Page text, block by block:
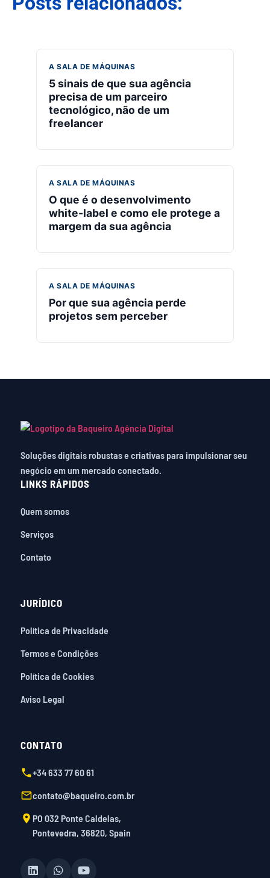
A SALA DE MÁQUINAS
5 sinais de que sua agência
precisa de um parceiro
tecnológico, não de um
freelancer
A SALA DE MÁQUINAS
O que é o desenvolvimento
white-label e como ele protege a
margem da sua agência
A SALA DE MÁQUINAS
Por que sua agência perde
projetos sem perceber
Soluções digitais robustas e criativas para impulsionar seu
negócio em um mercado conectado.
LINKS RÁPIDOS
Quem somos
Serviços
Contato
JURÍDICO
Política de Privacidade
Termos e Condições
Política de Cookies
Aviso Legal
CONTATO
+34 633 77 60 61
contato@baqueiro.com.br
PO 032 Ponte Caldelas,
Pontevedra, 36820, Spain